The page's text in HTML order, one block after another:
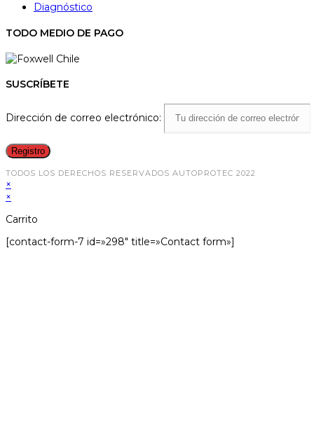
Diagnóstico
TODO MEDIO DE PAGO
SUSCRÍBETE
Dirección de correo electrónico:
TODOS LOS DERECHOS RESERVADOS AUTOPROTEC 2022
×
×
Carrito
[contact-form-7 id=»298″ title=»Contact form»]